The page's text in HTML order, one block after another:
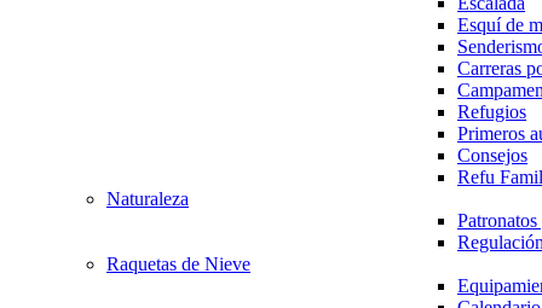
Esquí de
Carreras
Refugios
Primeros
Consejos
Refu
Naturaleza
Raquetas de Nieve